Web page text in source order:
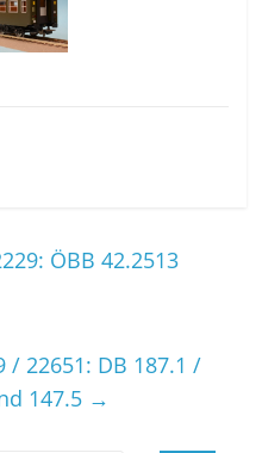
ÖBB 42.2513
/ 22651: DB 187.1 /
147.5 →